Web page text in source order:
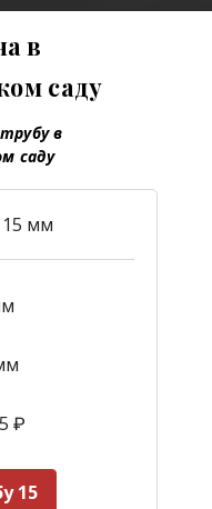
в
саду
в
саду
15 мм
₽
15